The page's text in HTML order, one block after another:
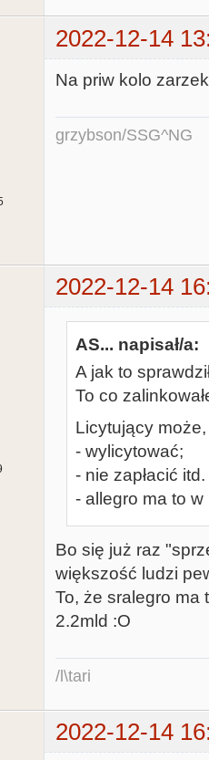
2022-12-14
Na priw kolo
grzybson/SSG^NG
2022-12-14
AS... napisał/a:
A jak to
To co
Licytujący może,
- wylicytować;
- nie zapłacić itd.
- allegro ma to
Bo się już raz
większość ludzi
To, że sralegro ma
2.2mld :O
/l\tari
2022-12-14